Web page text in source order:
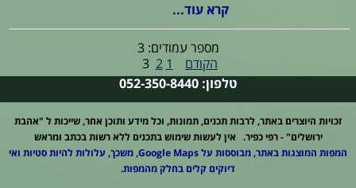
קרא עוד...
מספר עמודים: 3
הקודם
1
2
3
טלפון: 052-350-8440
זכויות היוצרים באתר, לרבות תכנים, תמונות, וכל מידע ותוכן אחר, שייכות ל "אהבת
ירושלים" - רפי כפיר. אין לעשות שימוש בתכנים ללא רשות בכתב ומראש
המפות המוצגות באתר, מבוססות על Google Maps, משכך, עלולות להיות סטיות ואי
דיוקים קלים בחלק מהמפות.